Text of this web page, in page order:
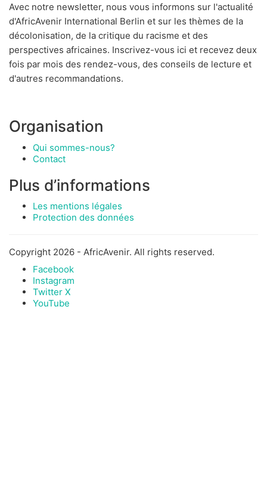
Avec notre newsletter, nous vous informons sur l'actualité
d'AfricAvenir International Berlin et sur les thèmes de la
décolonisation, de la critique du racisme et des
perspectives africaines. Inscrivez-vous ici et recevez deux
fois par mois des rendez-vous, des conseils de lecture et
d'autres recommandations.
Organisation
Qui sommes-nous?
Contact
Plus d’informations
Les mentions légales
Protection des données
Copyright 2026 - AfricAvenir. All rights reserved.
Facebook
Instagram
Twitter X
YouTube